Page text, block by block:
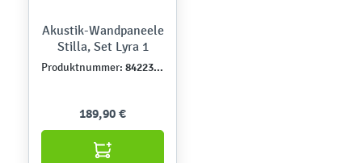
Akustik-Wandpaneele
Stilla, Set Lyra 1
Produktnummer: 842230-1
189,90 €